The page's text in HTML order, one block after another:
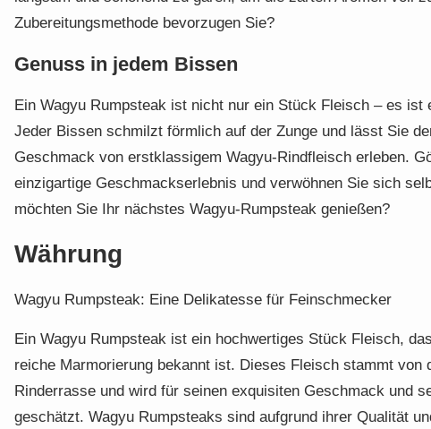
Zubereitungsmethode bevorzugen Sie?
Genuss in jedem Bissen
Ein Wagyu Rumpsteak ist nicht nur ein Stück Fleisch – es ist
Jeder Bissen schmilzt förmlich auf der Zunge und lässt Sie
Geschmack von erstklassigem Wagyu-Rindfleisch erleben.
einzigartige Geschmackserlebnis und verwöhnen Sie sich
möchten Sie Ihr nächstes Wagyu-Rumpsteak genießen?
Währung
Wagyu Rumpsteak: Eine Delikatesse für Feinschmecker
Ein Wagyu Rumpsteak ist ein hochwertiges Stück Fleisch,
reiche Marmorierung bekannt ist. Dieses Fleisch stammt von
Rinderrasse und wird für seinen exquisiten Geschmack und
geschätzt. Wagyu Rumpsteaks sind aufgrund ihrer Qualität